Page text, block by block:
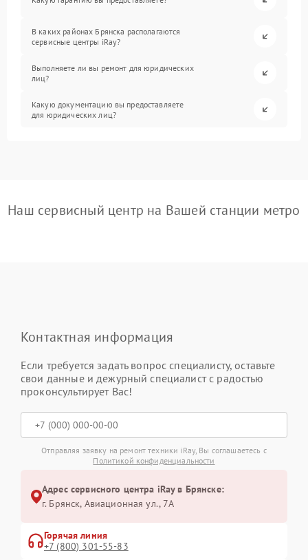
В каких районах Брянска располагаются
сервисные центры iRay?
Выполняете ли вы ремонт для юридических
лиц?
Какую документацию вы предоставляете
для юридических лиц?
Наш сервисный центр на Вашей станции метро
Контактная информация
Если требуется задать вопрос специалисту, оставьте
свои данные и дежурный специалист с радостью
проконсультирует Вас!
Отправляя заявку на ремонт техники iRay, Вы соглашаетесь с
Политикой конфиденциальности
Адрес сервисного центра iRay в Брянске:
г. Брянск, Авиационная ул., 7А
Горячая линия
+7 (800) 301-55-83